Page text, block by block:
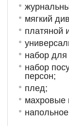
мягкий
платяной
набор для
набор
персон;
плед;
махровые